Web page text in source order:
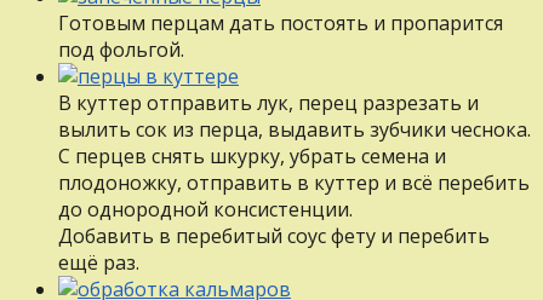
Готовым перцам дать постоять и пропарится
под фольгой.
В куттер отправить лук, перец разрезать и
вылить сок из перца, выдавить зубчики чеснока.
С перцев снять шкурку, убрать семена и
плодоножку, отправить в куттер и всё перебить
до однородной консистенции.
Добавить в перебитый соус фету и перебить
ещё раз.